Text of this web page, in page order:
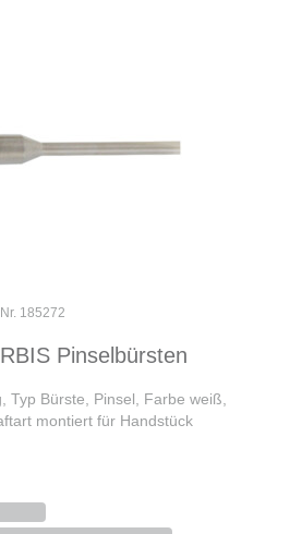
185272
Pinselbürsten
Typ Bürste, Pinsel, Farbe weiß,
montiert für Handstück